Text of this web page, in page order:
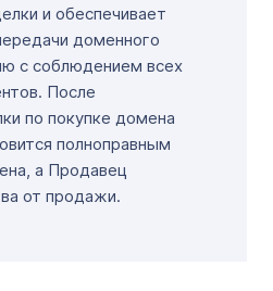
и обеспечивает
доменного
с соблюдением всех
После
по покупке домена
полноправным
а Продавец
от продажи.